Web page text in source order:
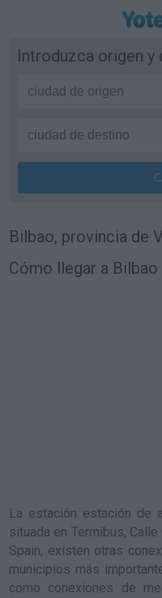
Introduzca origen y
Bilbao, provincia de
Cómo llegar a Bilbao
La estación estación de
situada en Termibus,
Spain, existen otras
municipios más
como conexiones de